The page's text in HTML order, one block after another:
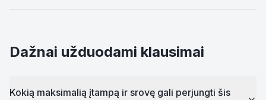
Dažnai užduodami klausimai
Kokią maksimalią įtampą ir srovę gali perjungti šis